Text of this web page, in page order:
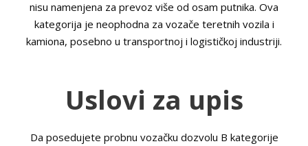
nisu namenjena za prevoz više od osam putnika. Ova
kategorija je neophodna za vozače teretnih vozila i
kamiona, posebno u transportnoj i logističkoj industriji.
Uslovi za upis
Da posedujete probnu vozačku dozvolu B kategorije